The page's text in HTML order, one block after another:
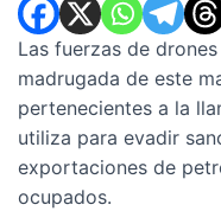
Las fuerzas de
madrugada de este
pertenecientes a la
utiliza para evadir
exportaciones de
ocupados.